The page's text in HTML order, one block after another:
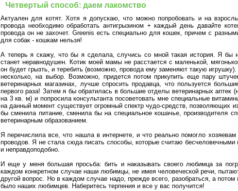
Четвертый способ: даем лакомство
Актуален для котят. Хотя я допускаю, что можно попробовать и на
провода необходимо обработать антигрызином + каждый день давайте
провода он не захочет. Greenis есть специально для кошек, причем с
для собак - кошкам нельзя!
А теперь я скажу, что бы я сделала, случись со мной такая история. Я бы
станет неравнодушен. Котик моей мамы не расстается с маленькой,
он будет грызть, и теребить (возможно, провода ему заменяют такую
несколько, на выбор. Возможно, придется потом прикупить еще пару
ветеринарных магазинах, лучше спросить продавца, что пользуется
первого раза! Затем я бы обратилась в большие отделы ветеринарных аптек
на 3 кв. м) и попросила консультанта посоветовать мне специальные
на данный момент существует огромный спектр чудо-средств, позволяющих
бы сменила питание, сменила бы на специальное кошачье, производителя
ветеринарным образованием.
Я перечислила все, что нашла в интернете, и что реально помогло
проводов. Я не стала сюда писать способы, которые считаю
и неправдоподобно.
И еще у меня большая просьба: бить и наказывать своего любимца за
каждом конкретном случае наши любимцы, не имея человеческой речи,
другой вопрос. Но в каждом случае надо, прежде всего, разобраться, а
было наших любимцев. Наберитесь терпения и все у вас получится!